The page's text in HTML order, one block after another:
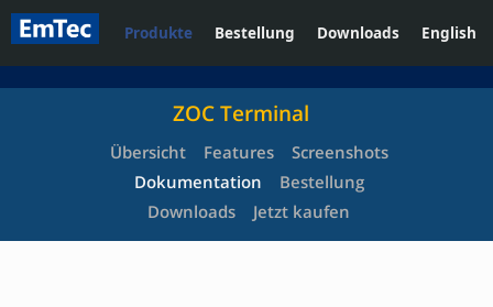
Produkte Bestellung Downloads English
ZOC Terminal
Übersicht Features
Screenshots
Dokumentation
Bestellung
Downloads
Jetzt kaufen